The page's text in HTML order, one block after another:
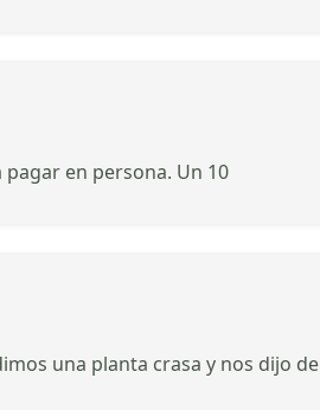
en persona. Un 10
una planta crasa y nos dijo de